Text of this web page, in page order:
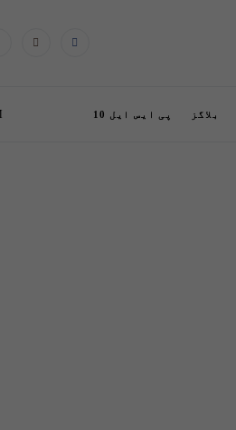
بلاگز پی ایس ایل 10